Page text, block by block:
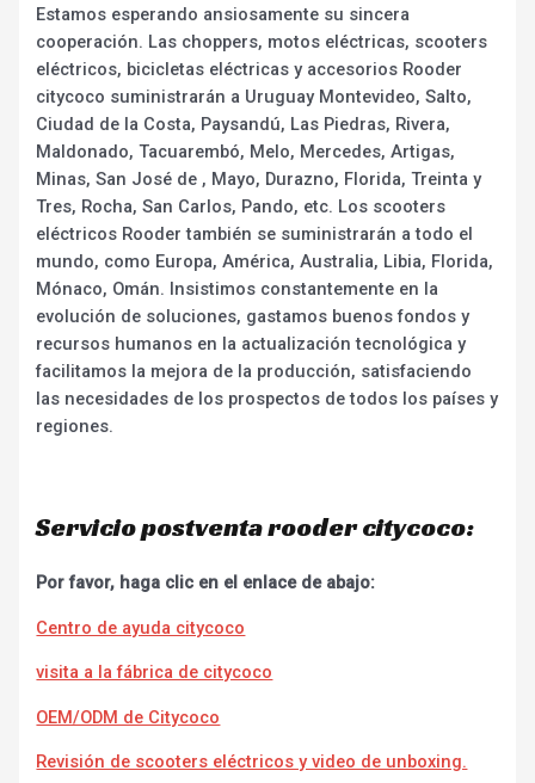
Estamos esperando ansiosamente su sincera
cooperación. Las choppers, motos eléctricas, scooters
eléctricos, bicicletas eléctricas y accesorios Rooder
citycoco suministrarán a Uruguay Montevideo, Salto,
Ciudad de la Costa, Paysandú, Las Piedras, Rivera,
Maldonado, Tacuarembó, Melo, Mercedes, Artigas,
Minas, San José de , Mayo, Durazno, Florida, Treinta y
Tres, Rocha, San Carlos, Pando, etc. Los scooters
eléctricos Rooder también se suministrarán a todo el
mundo, como Europa, América, Australia, Libia, Florida,
Mónaco, Omán. Insistimos constantemente en la
evolución de soluciones, gastamos buenos fondos y
recursos humanos en la actualización tecnológica y
facilitamos la mejora de la producción, satisfaciendo
las necesidades de los prospectos de todos los países y
regiones.
Servicio postventa rooder citycoco:
Por favor, haga clic en el enlace de abajo:
Centro de ayuda citycoco
visita a la fábrica de citycoco
OEM/ODM de Citycoco
Revisión de scooters eléctricos y video de unboxing.